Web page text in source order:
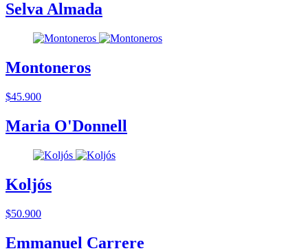
Selva Almada
Montoneros
$45.900
Maria O'Donnell
Koljós
$50.900
Emmanuel Carrere